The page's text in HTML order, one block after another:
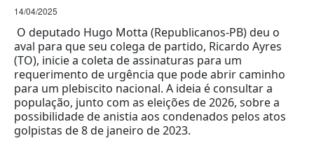
14/04/2025
O deputado Hugo Motta (Republicanos-PB) deu o
aval para que seu colega de partido, Ricardo Ayres
(TO), inicie a coleta de assinaturas para um
requerimento de urgência que pode abrir caminho
para um plebiscito nacional. A ideia é consultar a
população, junto com as eleições de 2026, sobre a
possibilidade de anistia aos condenados pelos atos
golpistas de 8 de janeiro de 2023.